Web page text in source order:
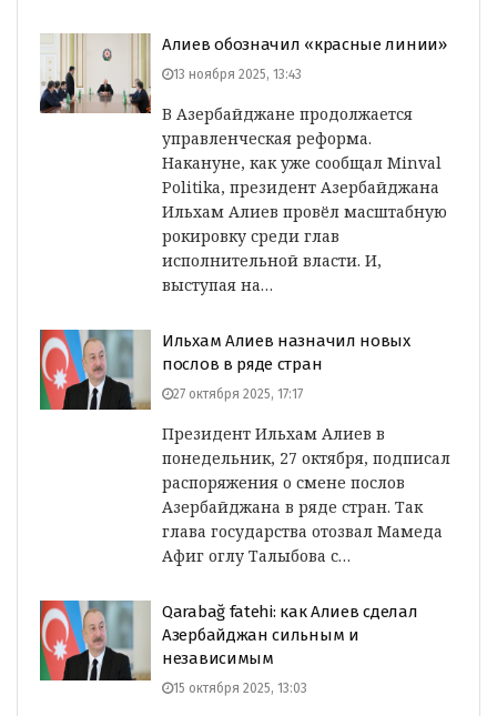
Алиев обозначил «красные линии»
13 ноября 2025, 13:43
В Азербайджане продолжается
управленческая реформa.
Накануне, как уже сообщал Minval
Politika, президент Азербайджана
Ильхам Алиев провёл масштабную
рокировку среди глав
исполнительной власти. И,
выступая на…
Ильхам Алиев назначил новых
послов в ряде стран
27 октября 2025, 17:17
Президент Ильхам Алиев в
понедельник, 27 октября, подписал
распоряжения о смене послов
Азербайджана в ряде стран. Так
глава государства отозвал Мамеда
Афиг оглу Талыбова с…
Qarabağ fatehi: как Алиев сделал
Азербайджан сильным и
независимым
15 октября 2025, 13:03